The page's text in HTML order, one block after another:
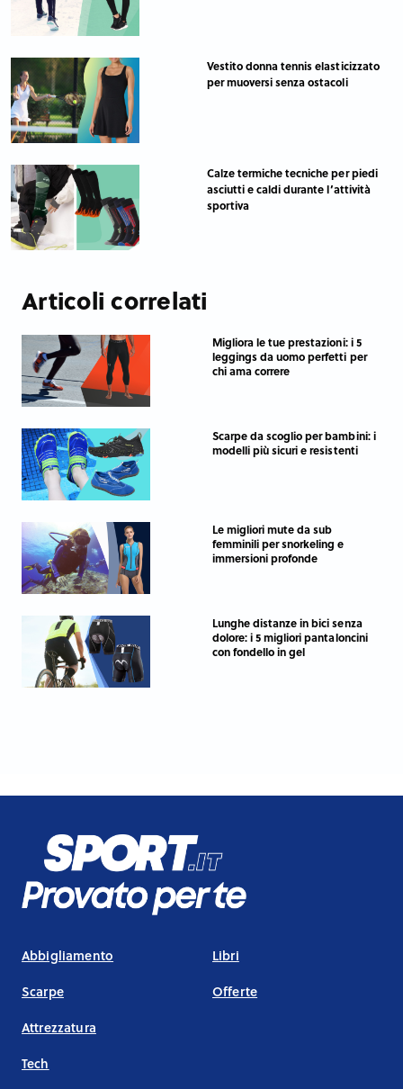
Vestito donna tennis elasticizzato
per muoversi senza ostacoli
Calze termiche tecniche per piedi
asciutti e caldi durante l’attività
sportiva
Articoli correlati
Migliora le tue prestazioni: i 5
leggings da uomo perfetti per
chi ama correre
Scarpe da scoglio per bambini: i
modelli più sicuri e resistenti
Le migliori mute da sub
femminili per snorkeling e
immersioni profonde
Lunghe distanze in bici senza
dolore: i 5 migliori pantaloncini
con fondello in gel
Abbigliamento
Scarpe
Attrezzatura
Tech
Libri
Offerte